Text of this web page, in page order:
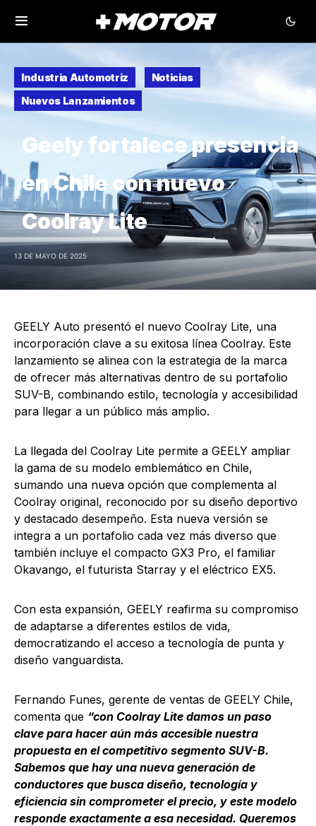
Industria Automotriz
Noticias
Nuevos Lanzamientos
Geely fortalece presencia
en Chile con nuevo
Coolray Lite
13 DE MAYO DE 2025
GEELY Auto presentó el nuevo Coolray Lite, una
incorporación clave a su exitosa línea Coolray. Este
lanzamiento se alinea con la estrategia de la marca
de ofrecer más alternativas dentro de su portafolio
SUV-B, combinando estilo, tecnología y accesibilidad
para llegar a un público más amplio.
La llegada del Coolray Lite permite a GEELY ampliar
la gama de su modelo emblemático en Chile,
sumando una nueva opción que complementa al
Coolray original, reconocido por su diseño deportivo
y destacado desempeño. Esta nueva versión se
integra a un portafolio cada vez más diverso que
también incluye el compacto GX3 Pro, el familiar
Okavango, el futurista Starray y el eléctrico EX5.
Con esta expansión, GEELY reafirma su compromiso
de adaptarse a diferentes estilos de vida,
democratizando el acceso a tecnología de punta y
diseño vanguardista.
Fernando Funes, gerente de ventas de GEELY Chile,
comenta que “con Coolray Lite damos un paso
clave para hacer aún más accesible nuestra
propuesta en el competitivo segmento SUV-B.
Sabemos que hay una nueva generación de
conductores que busca diseño, tecnología y
eficiencia sin comprometer el precio, y este modelo
responde exactamente a esa necesidad. Queremos